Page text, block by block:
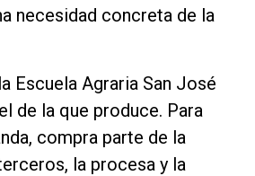
necesidad concreta de la
Escuela Agraria San José
de la que produce. Para
compra parte de la
la procesa y la